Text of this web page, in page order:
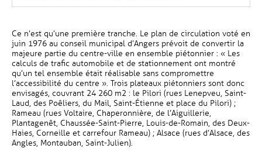
Ce n’est qu’une première tranche. Le plan de circulation voté en
juin 1976 au conseil municipal d’Angers prévoit de convertir la
majeure partie du centre-ville en ensemble piétonnier : « Les
calculs de trafic automobile et de stationnement ont montré
qu’un tel ensemble était réalisable sans compromettre
l’accessibilité du centre ». Trois plateaux piétonniers sont donc
envisagés, couvrant 24 260 m2 : le Pilori (rues Lenepveu, Saint-
Laud, des Poêliers, du Mail, Saint-Étienne et place du Pilori) ;
Rameau (rues Voltaire, Chaperonnière, de l’Aiguillerie,
Plantagenêt, Chaussée-Saint-Pierre, Louis-de-Romain, des Deux-
Haies, Corneille et carrefour Rameau) ; Alsace (rues d’Alsace, des
Angles, Montauban, Saint-Julien).